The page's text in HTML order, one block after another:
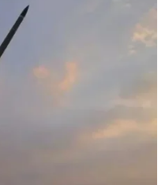
Danh hiệu Anh hùng lực
chiến chống Pháp lên lá
ương Quân đội 108. (Ảnh: